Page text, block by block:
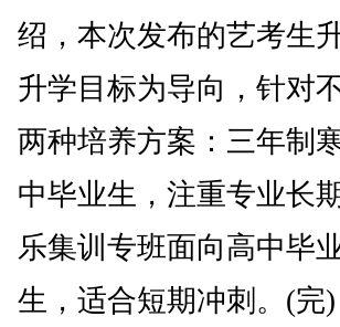
绍，本次发布的艺考生
升学目标为导向，针对
两种培养方案：三年制
中毕业生，注重专业长
乐集训专班面向高中毕
生，适合短期冲刺。(完)